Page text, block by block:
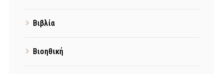
Βιβλία
Βιοηθική